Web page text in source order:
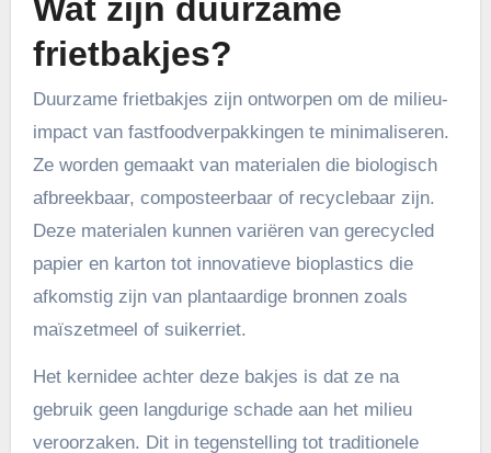
Wat zijn duurzame
frietbakjes?
Duurzame frietbakjes zijn ontworpen om de milieu-
impact van fastfoodverpakkingen te minimaliseren.
Ze worden gemaakt van materialen die biologisch
afbreekbaar, composteerbaar of recyclebaar zijn.
Deze materialen kunnen variëren van gerecycled
papier en karton tot innovatieve bioplastics die
afkomstig zijn van plantaardige bronnen zoals
maïszetmeel of suikerriet.
Het kernidee achter deze bakjes is dat ze na
gebruik geen langdurige schade aan het milieu
veroorzaken. Dit in tegenstelling tot traditionele